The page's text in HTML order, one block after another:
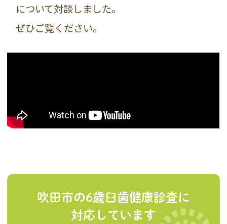
について対談しました。
ぜひご覧ください。
吹田市の6歳臼歯健康診査に
対応しています